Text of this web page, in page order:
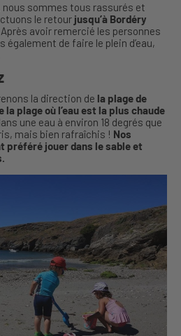
nous sommes tous rassurés et
le retour jusqu’à Bordéry
Après avoir remercié les personnes
de faire le plein d’eau,
la direction de la plage de
la plage où l’eau est la plus chaude
une eau à environ 18 degrés que
mais bien rafraîchis ! Nos
jouer dans le sable et